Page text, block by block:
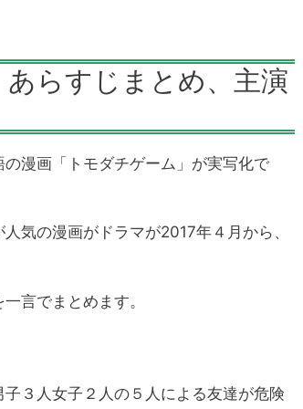
らすじまとめ、主演
漫画「トモダチゲーム」が実写化で
気の漫画がドラマが2017年４月から、
言でまとめます。
３人女子２人の５人による友達が危険